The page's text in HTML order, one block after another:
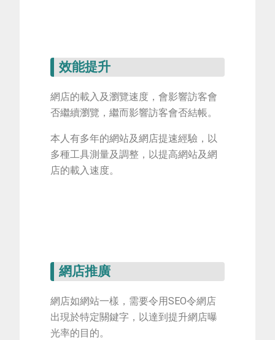
效能提升
網店的載入及瀏覽速度，會影響訪客會
否繼續瀏覽，繼而影響訪客會否結帳。
本人有多年的網站及網店提速經驗，以
多種工具測量及調整，以提高網站及網
店的載入速度。
網店推廣
網店如網站一樣，需要令用SEO令網店
出現於特定關鍵字，以達到提升網店曝
光率的目的。